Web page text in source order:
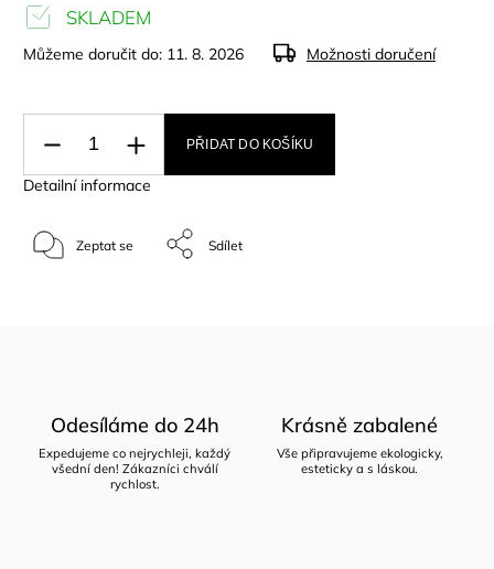
SKLADEM
Můžeme doručit do: 11. 8. 2026 Možnosti doručení
PŘIDAT DO KOŠÍKU
Detailní informace
Zeptat se Sdílet
Odesíláme do 24h
Expedujeme co nejrychleji, každý
všední den! Zákazníci chválí
rychlost.
Krásně zabalené
Vše připravujeme ekologicky,
esteticky a s láskou.